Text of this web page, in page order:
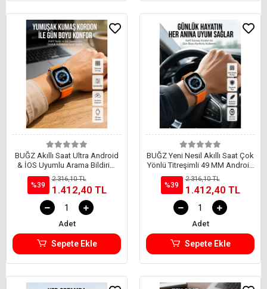
BUĞZ Akıllı Saat Ultra Android
& İOS Uyumlu Arama Bildirim
Özellikli
%39
2.316,10 TL
1.412,40 TL
Adet
Sepete Ekle
BUĞZ Yeni Nesil Akıllı Saat Çok
Yönlü Titreşimli 49 MM Android
ve İOS Uyumlu
%39
2.316,10 TL
1.412,40 TL
Adet
Sepete Ekle